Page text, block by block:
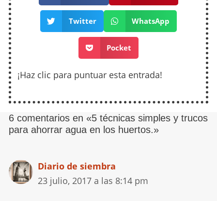
Twitter WhatsApp
Pocket
¡Haz clic para puntuar esta entrada!
6 comentarios en «5 técnicas simples y trucos
para ahorrar agua en los huertos.»
Diario de siembra
23 julio, 2017 a las 8:14 pm